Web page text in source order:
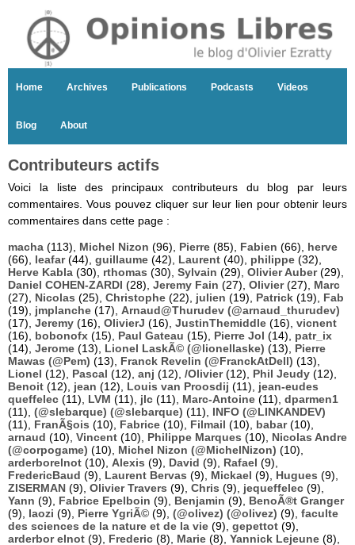
Home Archives Publications Podcasts Videos
Blog About
Contributeurs actifs
Voici la liste des principaux contributeurs du blog par leurs
commentaires. Vous pouvez cliquer sur leur lien pour obtenir leurs
commentaires dans cette page :
macha (113), Michel Nizon (96), Pierre (85), Fabien (66), herve
(66), leafar(44), guillaume (42), Laurent (40), philippe (32),
Herve Kabla (30), rthomas (30), Sylvain (29), Olivier Auber(29),
Daniel COHEN-ZARDI (28), Jeremy Fain (27), Olivier(27), Marc
(27), Nicolas (25), Christophe (22), julien (19), Patrick (19), Fab
(19), jmplanche (17), Arnaud@Thurudev (@arnaud_thurudev)
(17), Jeremy (16), OlivierJ (16), JustinThemiddle (16), vicnent
(16), bobonofx (15), Paul Gateau (15), Pierre Jol (14), patr_ix
(14), Jerome (13), Lionel LaskÃ© (@lionellaske) (13), Pierre
Mawas (@Pem) (13), Franck Revelin (@FranckAtDell) (13),
Lionel (12), Pascal (12), anj (12), /Olivier(12), Phil Jeudy (12),
Benoit (12), jean (12), Louis van Proosdij (11), jean-eudes
queffelec (11), LVM (11), jlc (11), Marc-Antoine (11), dparmen1
(11), (@slebarque) (@slebarque) (11), INFO (@LINKANDEV)
(11), FranÃ§ois (10), Fabrice (10), Filmail (10), babar(10),
arnaud (10), Vincent (10), Philippe Marques (10), Nicolas Andre
(@corpogame) (10), Michel Nizon (@MichelNizon) (10),
arderborelnot (10), Alexis (9), David (9), Rafael (9),
FredericBaud (9), Laurent Bervas (9), Mickael (9), Hugues (9),
ZISERMAN (9), Olivier Travers (9), Chris (9), jequeffelec (9),
Yann (9), Fabrice Epelboin (9), Benjamin (9), BenoÃ®t Granger
(9), laozi (9), Pierre YgriÃ© (9), (@olivez) (@olivez) (9), faculte
des sciences de la nature et de la vie (9), gepettot (9),
arderbor elnot (9), Frederic (8), Marie (8), Yannick Lejeune (8),